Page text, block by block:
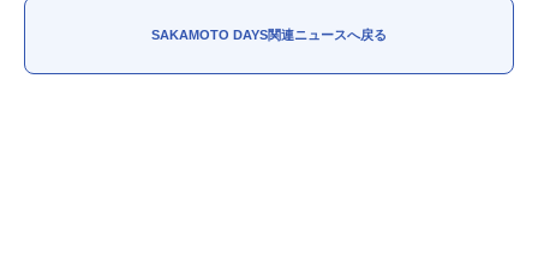
SAKAMOTO DAYS関連ニュースへ戻る